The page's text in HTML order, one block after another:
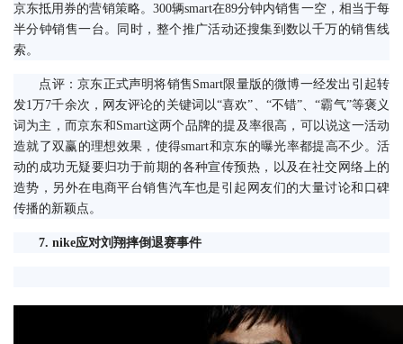
京东抵用券的营销策略。300辆smart在89分钟内销售一空，相当于每
半分钟销售一台。同时，整个推广活动还搜集到数以千万的销售线
索。
点评：京东正式声明将销售Smart限量版的微博一经发出引起转
发1万7千余次，网友评论的关键词以“喜欢”、“不错”、“霸气”等褒义
词为主，而京东和Smart这两个品牌的提及率很高，可以说这一活动
造就了双赢的理想效果，使得smart和京东的曝光率都提高不少。活
动的成功无疑要归功于前期的各种宣传预热，以及在社交网络上的
造势，另外在电商平台销售汽车也是引起网友们的大量讨论和口碑
传播的新颖点。
7. nike应对刘翔摔倒退赛事件